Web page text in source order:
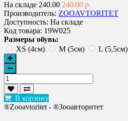
На складе 240.00 240.00 р.
Производитель: ZOOAVTORITET
Доступность: На складе
Код товара: 19W025
Размеры обувь:
XS (4см)
M (5см) L (5,5см)
В корзину
®Zooavtoritet - ®Зооавторитет